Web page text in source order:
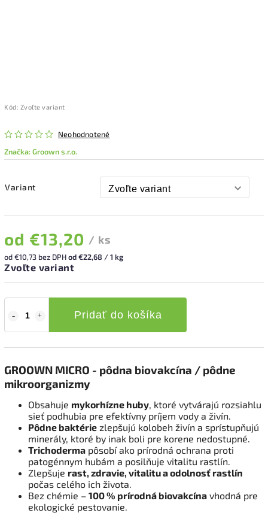
Kód: Zvoľte variant
Neohodnotené
Značka:Groown s.r.o.
Variant
od €13,20 / ks
od€10,73 bez DPHod €22,68 / 1 kg
Zvoľte variant
Pridať do košíka
GROOWN MICRO - pôdna biovakcína / pôdne
mikroorganizmy
Obsahuje mykorhízne huby , ktoré vytvárajú rozsiahlu
sieť podhubia pre efektívny príjem vody a živín.
Pôdne baktérie zlepšujú kolobeh živín a sprístupňujú
minerály, ktoré by inak boli pre korene nedostupné.
Trichoderma pôsobí ako prírodná ochrana proti
patogénnym hubám a posilňuje vitalitu rastlín.
Zlepšuje rast, zdravie, vitalitu a odolnosť rastlín
počas celého ich života.
Bez chémie – 100 % prírodná biovakcína vhodná pre
ekologické pestovanie.